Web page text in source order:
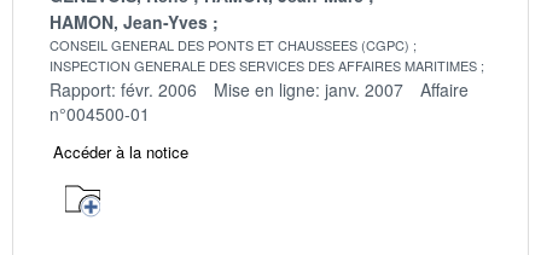
HAMON, Jean-Yves
CONSEIL GENERAL DES PONTS ET CHAUSSEES (CGPC)
INSPECTION GENERALE DES SERVICES DES AFFAIRES MARITIMES
Rapport: févr. 2006 Mise en ligne: janv. 2007
Affaire
n°004500-01
Accéder à la notice